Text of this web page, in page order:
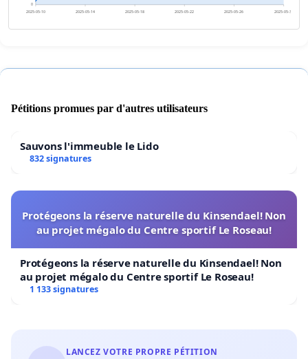
0
2025-05-10 2025-05-14 2025-05-18 2025-05-22 2025-05-26 2025-05-30
Pétitions promues par d'autres utilisateurs
Sauvons l'immeuble le Lido
832 signatures
Protégeons la réserve naturelle du Kinsendael! Non
au projet mégalo du Centre sportif Le Roseau!
Protégeons la réserve naturelle du Kinsendael! Non
au projet mégalo du Centre sportif Le Roseau!
1 133 signatures
LANCEZ VOTRE PROPRE PÉTITION